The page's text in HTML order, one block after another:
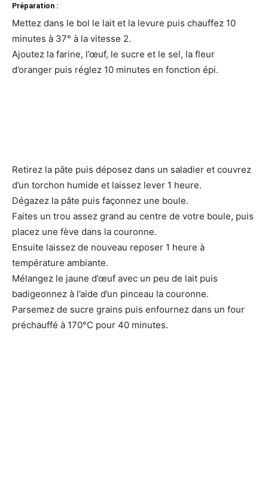
Préparation :
Mettez dans le bol le lait et la levure puis chauffez 10
minutes à 37° à la vitesse 2.
Ajoutez la farine, l’œuf, le sucre et le sel, la fleur
d’oranger puis réglez 10 minutes en fonction épi.
Retirez la pâte puis déposez dans un saladier et couvrez
d’un torchon humide et laissez lever 1 heure.
Dégazez la pâte puis façonnez une boule.
Faites un trou assez grand au centre de votre boule, puis
placez une fève dans la couronne.
Ensuite laissez de nouveau reposer 1 heure à
température ambiante.
Mélangez le jaune d’œuf avec un peu de lait puis
badigeonnez à l’aide d’un pinceau la couronne.
Parsemez de sucre grains puis enfournez dans un four
préchauffé à 170°C pour 40 minutes.